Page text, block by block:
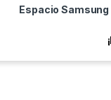
Espacio Samsung